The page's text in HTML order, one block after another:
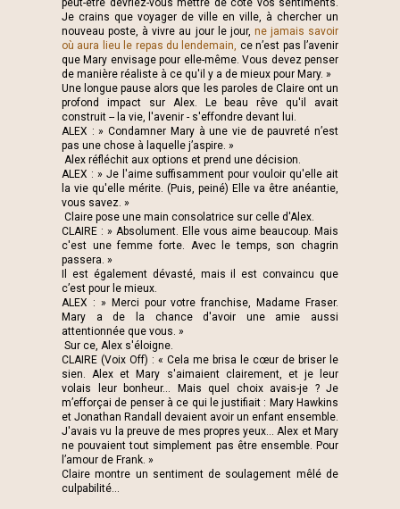
peut-être devriez-vous mettre de côté vos sentiments.
Je crains que voyager de ville en ville, à chercher un
nouveau poste, à vivre au jour le jour, ne jamais savoir
où aura lieu le repas du lendemain, ce n’est pas l’avenir
que Mary envisage pour elle-même. Vous devez penser
de manière réaliste à ce qu'il y a de mieux pour Mary. »
Une longue pause alors que les paroles de Claire ont un
profond impact sur Alex. Le beau rêve qu'il avait
construit -- la vie, l'avenir - s'effondre devant lui.
ALEX : » Condamner Mary à une vie de pauvreté n’est
pas une chose à laquelle j’aspire. »
Alex réfléchit aux options et prend une décision.
ALEX : » Je l'aime suffisamment pour vouloir qu'elle ait
la vie qu'elle mérite. (Puis, peiné) Elle va être anéantie,
vous savez. »
Claire pose une main consolatrice sur celle d'Alex.
CLAIRE : » Absolument. Elle vous aime beaucoup. Mais
c'est une femme forte. Avec le temps, son chagrin
passera. »
Il est également dévasté, mais il est convaincu que
c’est pour le mieux.
ALEX : » Merci pour votre franchise, Madame Fraser.
Mary a de la chance d'avoir une amie aussi
attentionnée que vous. »
Sur ce, Alex s'éloigne.
CLAIRE (Voix Off) : « Cela me brisa le cœur de briser le
sien. Alex et Mary s'aimaient clairement, et je leur
volais leur bonheur... Mais quel choix avais-je ? Je
m’efforçai de penser à ce qui le justifiait : Mary Hawkins
et Jonathan Randall devaient avoir un enfant ensemble.
J'avais vu la preuve de mes propres yeux... Alex et Mary
ne pouvaient tout simplement pas être ensemble. Pour
l’amour de Frank. »
Claire montre un sentiment de soulagement mêlé de
culpabilité...